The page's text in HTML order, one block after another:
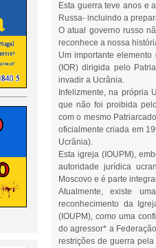
Esta guerra teve anos e
Russa- incluindo a
O atual governo russo
reconhece a nossa
Um importante
(IOR) dirigida pelo
invadir a Ucrânia.
Infelizmente, na própria
que não foi proibida
com o mesmo
oficialmente criada em
Ucrânia).
Esta igreja (IOUPM),
autoridade jurídica
Moscovo e é parte
Atualmente, existe
reconhecimento da
(IOUPM), como uma
do agressor* a
restrições de guerra